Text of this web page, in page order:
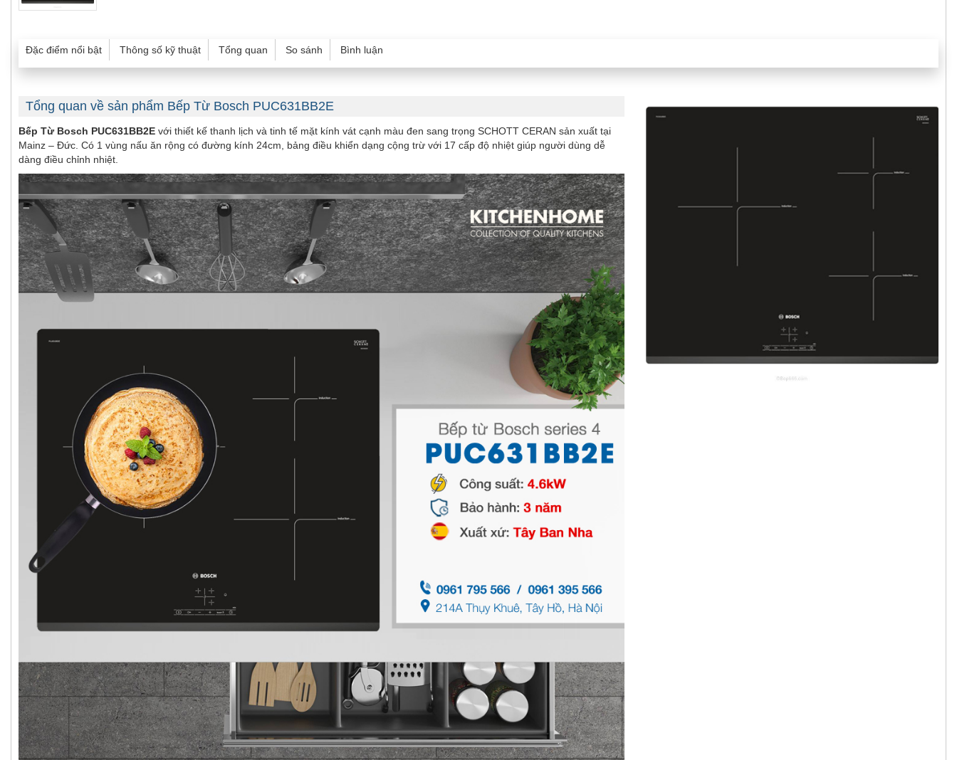
Đặc điểm nổi bật Thông số kỹ thuật Tổng quan So sánh Bình luận
Tổng quan về sản phẩm Bếp Từ Bosch PUC631BB2E
Bếp Từ Bosch PUC631BB2E với thiết kế thanh lịch và tinh tế mặt kính vát cạnh màu đen sang trọng SCHOTT CERAN sản xuất tại
Mainz – Đức. Có 1 vùng nấu ăn rộng có đường kính 24cm, bảng điều khiển dạng cộng trừ với 17 cấp độ nhiệt giúp người dùng dễ
dàng điều chỉnh nhiệt.